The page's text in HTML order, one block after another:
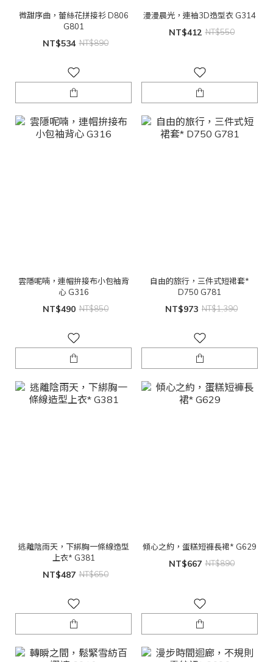
微甜序曲，蕾絲花拼接衫 D806
G801
NT$534 NT$890
漫漫晨光，連袖3D造型衣 G314
NT$412 NT$550
雲隱呢喃，連帽拚接布小包袖背
心 G316
NT$490 NT$850
自由的旅行，三件式短裙套*
D750 G781
NT$973 NT$1,390
逃離陰雨天，下綁胸一條線造型
上衣* G381
NT$487 NT$650
傾心之約，蛋糕短褲長裙* G629
NT$667 NT$890